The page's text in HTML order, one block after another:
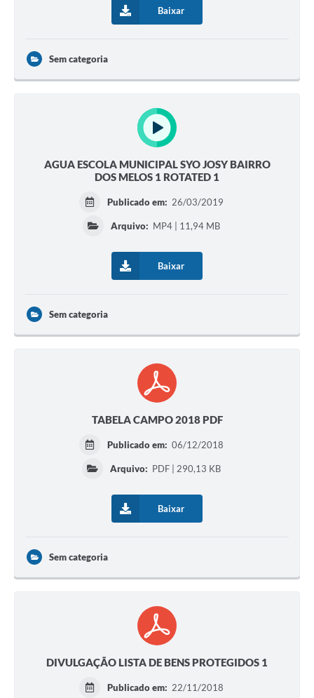
Baixar
Sem categoria
AGUA ESCOLA MUNICIPAL SYO JOSY BAIRRO
DOS MELOS 1 ROTATED 1
Publicado em: 26/03/2019
Arquivo: MP4 | 11,94 MB
Baixar
Sem categoria
TABELA CAMPO 2018 PDF
Publicado em: 06/12/2018
Arquivo: PDF | 290,13 KB
Baixar
Sem categoria
DIVULGAÇÃO LISTA DE BENS PROTEGIDOS 1
Publicado em: 22/11/2018